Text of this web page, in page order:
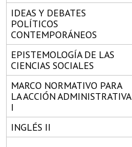
IDEAS Y DEBATES
POLÍTICOS
CONTEMPORÁNEOS
EPISTEMOLOGÍA DE LAS
CIENCIAS SOCIALES
MARCO NORMATIVO PARA
LA ACCIÓN ADMINISTRATIVA
I
INGLÉS II